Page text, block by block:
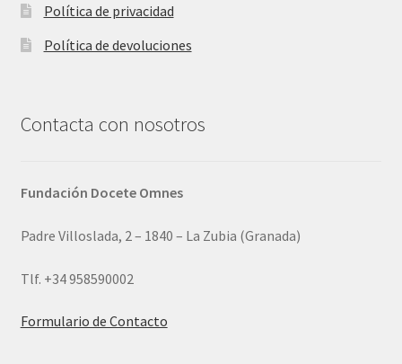
Política de privacidad
Política de devoluciones
Contacta con nosotros
Fundación Docete Omnes
Padre Villoslada, 2 – 1840 – La Zubia (Granada)
Tlf. +34 958590002
Formulario de Contacto